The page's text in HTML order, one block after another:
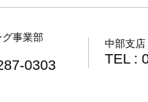
事業部
0303
中部支店
TEL :